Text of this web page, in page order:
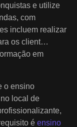
e utilize
com
incluem realizar
os client…
em
o ensino
local de
é ensino